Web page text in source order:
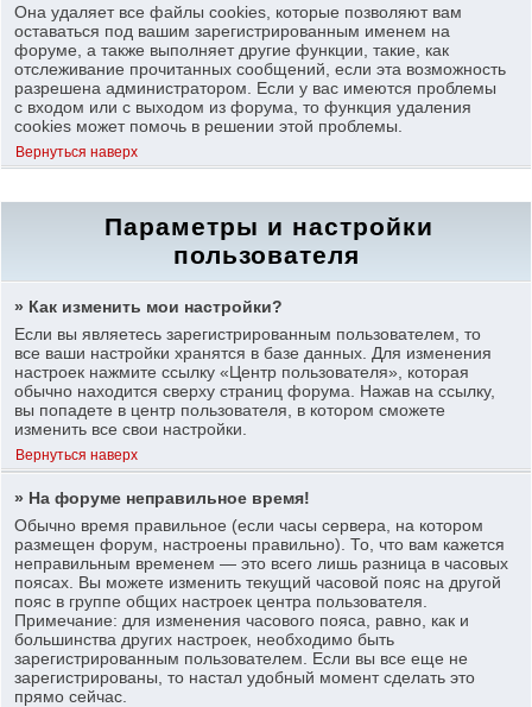
Она удаляет все файлы cookies, которые позволяют вам
оставаться под вашим зарегистрированным именем на
форуме, а также выполняет другие функции, такие, как
отслеживание прочитанных сообщений, если эта возможность
разрешена администратором. Если у вас имеются проблемы
с входом или с выходом из форума, то функция удаления
cookies может помочь в решении этой проблемы.
Вернуться наверх
Параметры и настройки
пользователя
» Как изменить мои настройки?
Если вы являетесь зарегистрированным пользователем, то
все ваши настройки хранятся в базе данных. Для изменения
настроек нажмите ссылку «Центр пользователя», которая
обычно находится сверху страниц форума. Нажав на ссылку,
вы попадете в центр пользователя, в котором сможете
изменить все свои настройки.
Вернуться наверх
» На форуме неправильное время!
Обычно время правильное (если часы сервера, на котором
размещен форум, настроены правильно). То, что вам кажется
неправильным временем — это всего лишь разница в часовых
поясах. Вы можете изменить текущий часовой пояс на другой
пояс в группе общих настроек центра пользователя.
Примечание: для изменения часового пояса, равно, как и
большинства других настроек, необходимо быть
зарегистрированным пользователем. Если вы все еще не
зарегистрированы, то настал удобный момент сделать это
прямо сейчас.